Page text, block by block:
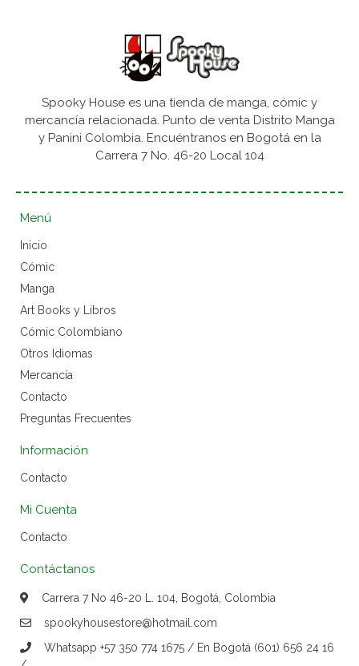
Spooky House es una tienda de manga, cómic y
mercancía relacionada. Punto de venta Distrito Manga
y Panini Colombia. Encuéntranos en Bogotá en la
Carrera 7 No. 46-20 Local 104
Menú
Inicio
Cómic
Manga
Art Books y Libros
Cómic Colombiano
Otros Idiomas
Mercancía
Contacto
Preguntas Frecuentes
Información
Contacto
Mi Cuenta
Contacto
Contáctanos
Carrera 7 No 46-20 L. 104, Bogotá, Colombia
spookyhousestore@hotmail.com
Whatsapp +57 350 774 1675 / En Bogotá (601) 656 24 16